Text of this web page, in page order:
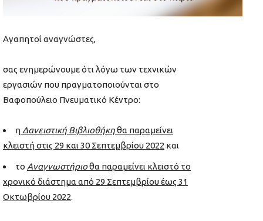
Αγαπητοί αναγνώστες,
σας ενημερώνουμε ότι λόγω των τεχνικών
εργασιών που πραγματοποιούνται στο
Βαφοπούλειο Πνευματικό Κέντρο:
η Δανειστική Βιβλιοθήκηθα παραμείνει
κλειστή στις 29 και 30 Σεπτεμβρίου 2022 και
το Αναγνωστήριοθα παραμείνει κλειστό το
χρονικό διάστημα από 29 Σεπτεμβρίου έως 31
Οκτωβρίου 2022.